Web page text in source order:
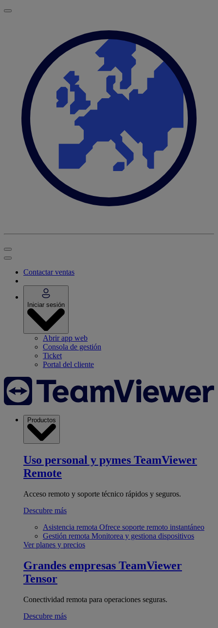
Contactar ventas
Iniciar sesión
Abrir app web
Consola de gestión
Ticket
Portal del cliente
Productos
Uso personal y pymes TeamViewer
Remote
Acceso remoto y soporte técnico rápidos y seguros.
Descubre más
Asistencia remota Ofrece soporte remoto instantáneo
Gestión remota Monitorea y gestiona dispositivos
Ver planes y precios
Grandes empresas TeamViewer
Tensor
Conectividad remota para operaciones seguras.
Descubre más